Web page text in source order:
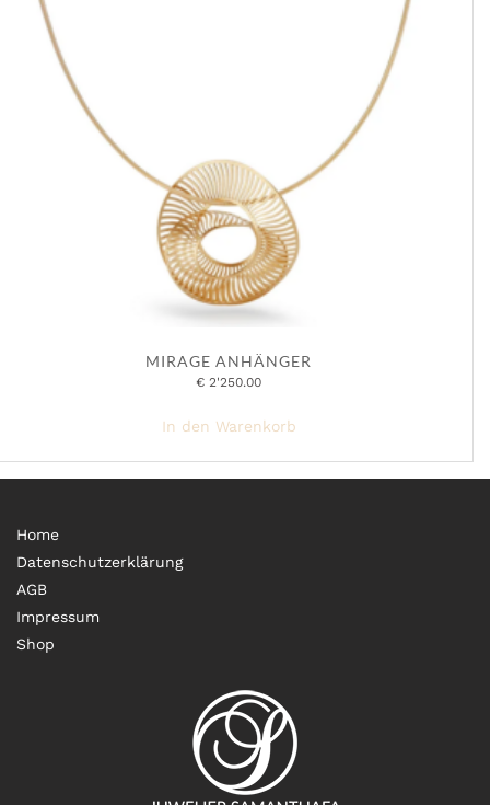
MIRAGE ANHÄNGER
€ 2'250.00
In den Warenkorb
Home
Datenschutzerklärung
AGB
Impressum
Shop